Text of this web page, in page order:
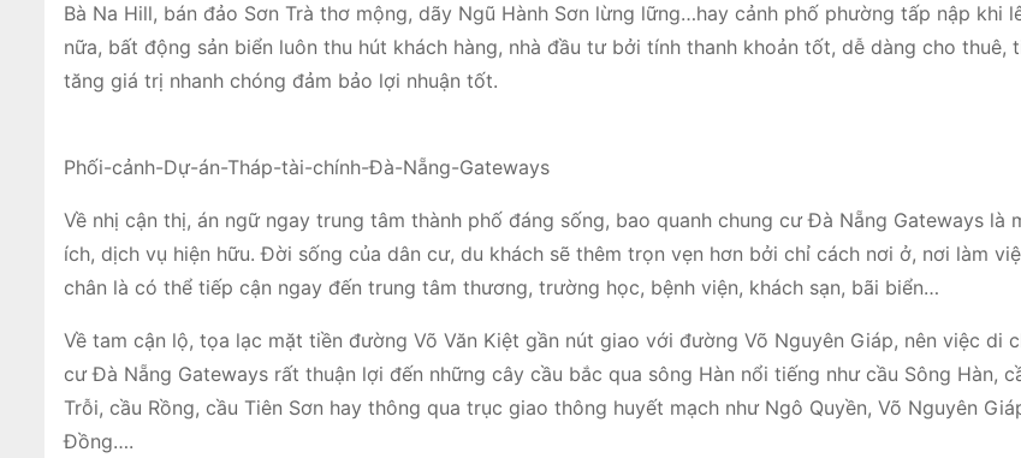
Bà Na Hill, bán đảo Sơn Trà thơ mộng, dãy Ngũ Hành Sơn lừng lững…hay cảnh phố phường tấp nập khi
nữa, bất động sản biển luôn thu hút khách hàng, nhà đầu tư bởi tính thanh khoản tốt, dễ dàng cho thuê,
tăng giá trị nhanh chóng đảm bảo lợi nhuận tốt.
Phối-cảnh-Dự-án-Tháp-tài-chính-Đà-Nẵng-Gateways
Về nhị cận thị, án ngữ ngay trung tâm thành phố đáng sống, bao quanh chung cư Đà Nẵng Gateways là
ích, dịch vụ hiện hữu. Đời sống của dân cư, du khách sẽ thêm trọn vẹn hơn bởi chỉ cách nơi ở, nơi làm
chân là có thể tiếp cận ngay đến trung tâm thương, trường học, bệnh viện, khách sạn, bãi biển…
Về tam cận lộ, tọa lạc mặt tiền đường Võ Văn Kiệt gần nút giao với đường Võ Nguyên Giáp, nên việc di
cư Đà Nẵng Gateways rất thuận lợi đến những cây cầu bắc qua sông Hàn nổi tiếng như cầu Sông Hàn,
Trỗi, cầu Rồng, cầu Tiên Sơn hay thông qua trục giao thông huyết mạch như Ngô Quyền, Võ Nguyên
Đồng….